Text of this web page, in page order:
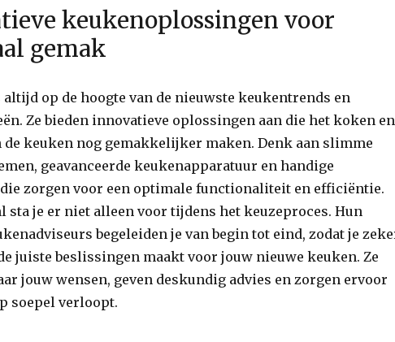
keukenoplossingen voor
gemak
op de hoogte van de nieuwste keukentrends en
Ze bieden innovatieve oplossingen aan die het koken en
de keuken nog gemakkelijker maken. Denk aan slimme
geavanceerde keukenapparatuur en handige
zorgen voor een optimale functionaliteit en efficiëntie.
sta je er niet alleen voor tijdens het keuzeproces. Hun
begeleiden je van begin tot eind, zodat je
juiste beslissingen maakt voor jouw nieuwe keuken. Ze
jouw wensen, geven deskundig advies en zorgen ervoor
soepel verloopt.